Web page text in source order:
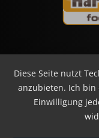
Diese Seite nutzt
anzubieten. Ich
Einwilligung